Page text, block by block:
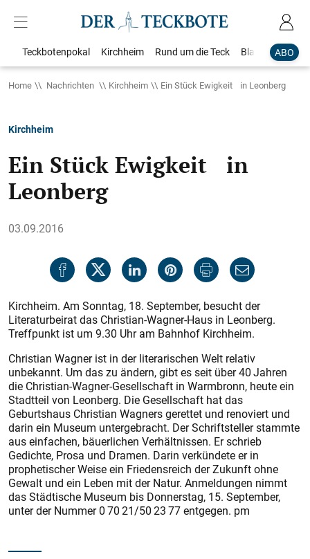
ABO
Teckbotenpokal Kirchheim Rund um die Teck Blaulicht
Home Nachrichten Kirchheim Ein Stück Ewigkeit in Leonberg
Kirchheim
Ein Stück Ewigkeit in
Leonberg
03.09.2016
Kirchheim. Am Sonntag, 18. September, besucht der
Literaturbeirat das Christian-Wagner-Haus in Leonberg.
Treffpunkt ist um 9.30 Uhr am Bahnhof Kirchheim.
Christian Wagner ist in der literarischen Welt relativ
unbekannt. Um das zu ändern, gibt es seit über 40 Jahren
die Christian-Wagner-Gesellschaft in Warmbronn, heute ein
Stadtteil von Leonberg. Die Gesellschaft hat das
Geburtshaus Christian Wagners gerettet und renoviert und
darin ein Museum untergebracht. Der Schriftsteller stammte
aus einfachen, bäuerlichen Verhältnissen. Er schrieb
Gedichte, Prosa und Dramen. Darin verkündete er in
prophetischer Weise ein Friedensreich der Zukunft ohne
Gewalt und ein Leben mit der Natur. Anmeldungen nimmt
das Städtische Museum bis Donnerstag, 15. September,
unter der Nummer 0 70 21/50 23 77 entgegen. pm